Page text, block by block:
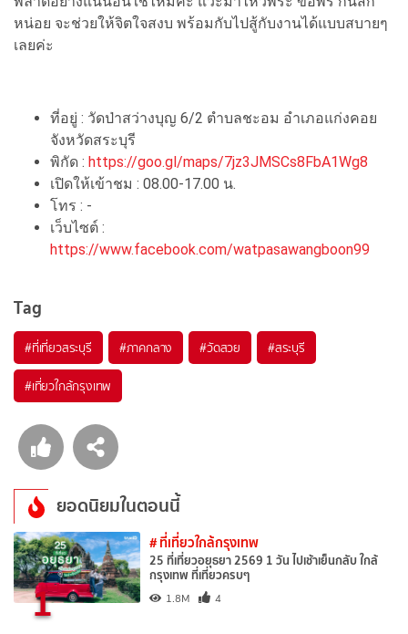
หน่อย จะช่วยให้จิตใจสงบ พร้อมกับไปสู้กับงานได้แบบสบายๆ
เลยค่ะ
ที่อยู่ : วัดป่าสว่างบุญ 6/2 ตำบลชะอม อำเภอแก่งคอย
จังหวัดสระบุรี
พิกัด : https://goo.gl/maps/7jz3JMSCs8FbA1Wg8
เปิดให้เข้าชม : 08.00-17.00 น.
โทร : -
เว็บไซต์ :
https://www.facebook.com/watpasawangboon99
Tag
#ที่เที่ยวสระบุรี #ภาคกลาง #วัดสวย #สระบุรี
#เที่ยวใกล้กรุงเทพ
ยอดนิยมในตอนนี้
1
# ที่เที่ยวใกล้กรุงเทพ
25 ที่เที่ยวอยุธยา 2569 1 วัน ไปเช้าเย็นกลับ ใกล้
กรุงเทพ ที่เที่ยวครบๆ
1.8M 4